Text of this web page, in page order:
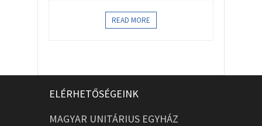
READ MORE
ELÉRHETŐSÉGEINK
MAGYAR UNITÁRIUS EGYHÁZ